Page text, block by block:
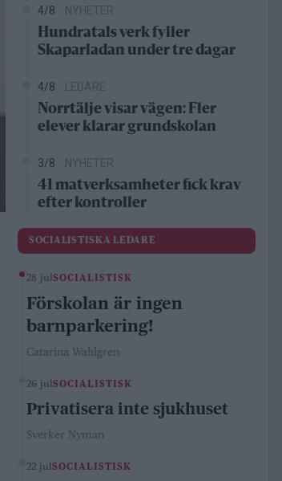
4/8 NYHETER
Hundratals verk fyller
Skaparladan under tre dagar
4/8 LEDARE
Norrtälje visar vägen: Fler
elever klarar grundskolan
3/8 NYHETER
41 matverksamheter fick krav
efter kontroller
SOCIALISTISKA LEDARE
28 julSOCIALISTISK
Förskolan är ingen
barnparkering!
Catarina Wahlgren
26 julSOCIALISTISK
Privatisera inte sjukhuset
Sverker Nyman
22 julSOCIALISTISK